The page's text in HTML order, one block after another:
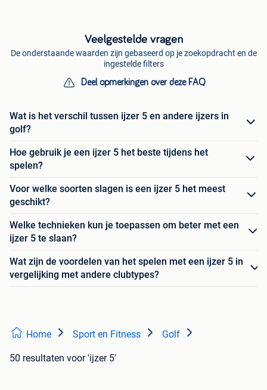
Veelgestelde vragen
De onderstaande waarden zijn gebaseerd op je zoekopdracht en de
ingestelde filters
Deel opmerkingen over deze FAQ
Wat is het verschil tussen ijzer 5 en andere ijzers in
golf?
Hoe gebruik je een ijzer 5 het beste tijdens het
spelen?
Voor welke soorten slagen is een ijzer 5 het meest
geschikt?
Welke technieken kun je toepassen om beter met een
ijzer 5 te slaan?
Wat zijn de voordelen van het spelen met een ijzer 5 in
vergelijking met andere clubtypes?
Home Sport en Fitness Golf
50 resultaten voor 'ijzer 5'